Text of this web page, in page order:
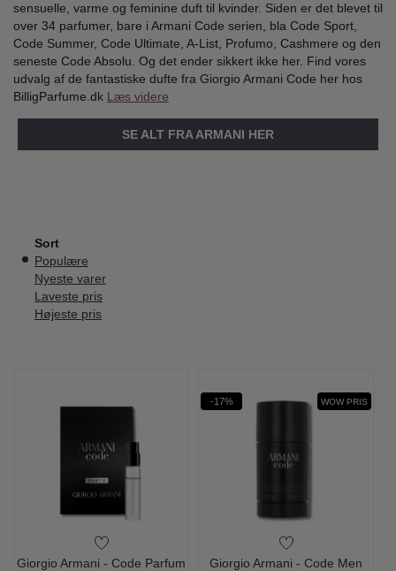
sensuelle, varme og feminine duft til kvinder. Siden er det blevet til
over 34 parfumer, bare i Armani Code serien, bla Code Sport,
Code Summer, Code Ultimate, A-List, Profumo, Cashmere og den
seneste Code Absolu. Og det ender sikkert ikke her. Find vores
udvalg af de fantastiske dufte fra Giorgio Armani Code her hos
BilligParfume.dk Læs videre
SE ALT FRA ARMANI HER
Sort
Populære
Nyeste varer
Laveste pris
Højeste pris
Giorgio Armani - Code Parfum
-17% WOW PRIS
Giorgio Armani - Code Men